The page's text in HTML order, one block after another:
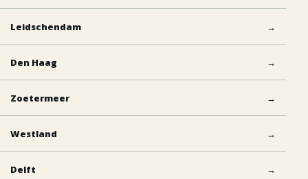
Leidschendam →
Den Haag →
Zoetermeer →
Westland →
Delft →